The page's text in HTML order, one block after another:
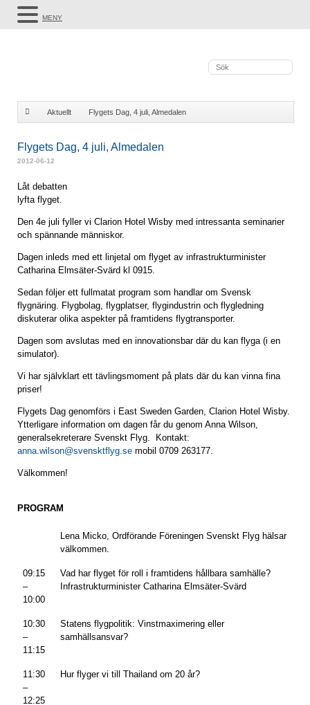
Aktuellt Flygets Dag, 4 juli, Almedalen
Flygets Dag, 4 juli, Almedalen
2012-06-12
Låt debatten
lyfta flyget.
Den 4e juli fyller vi Clarion Hotel Wisby med intressanta seminarier
och spännande människor.
Dagen inleds med ett linjetal om flyget av infrastrukturminister
Catharina Elmsäter-Svärd kl 0915.
Sedan följer ett fullmatat program som handlar om Svensk
flygnäring. Flygbolag, flygplatser, flygindustrin och flygledning
diskuterar olika aspekter på framtidens flygtransporter.
Dagen som avslutas med en innovationsbar där du kan flyga (i en
simulator).
Vi har självklart ett tävlingsmoment på plats där du kan vinna fina
priser!
Flygets Dag genomförs i East Sweden Garden, Clarion Hotel Wisby.
Ytterligare information om dagen får du genom Anna Wilson,
generalsekreterare Svenskt Flyg. Kontakt:
anna.wilson@svensktflyg.se mobil 0709 263177.
Välkommen!
PROGRAM
Lena Micko, Ordförande Föreningen Svenskt Flyg hälsar
välkommen.
09:15
–
10:00
Vad har flyget för roll i framtidens hållbara samhälle?
Infrastrukturminister Catharina Elmsäter-Svärd
10:30
–
11:15
Statens flygpolitik: Vinstmaximering eller
samhällsansvar?
11:30
–
12:25
Hur flyger vi till Thailand om 20 år?
MENY